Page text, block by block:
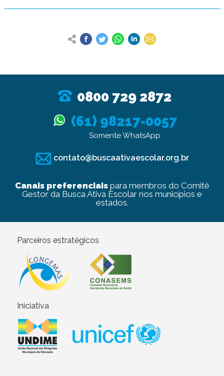
0800 729 2872
(61) 98217-0057
Somente WhatsApp
contato@buscaativaescolar.org.br
Canais preferenciaispara membros do Comitê
Gestor da Busca Ativa Escolar nos municípios e
estados.
Parceiros estratégicos
Iniciativa